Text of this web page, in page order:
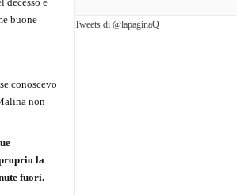
buone
conoscevo
non
proprio la
fuori.
Tweets di @lapaginaQ